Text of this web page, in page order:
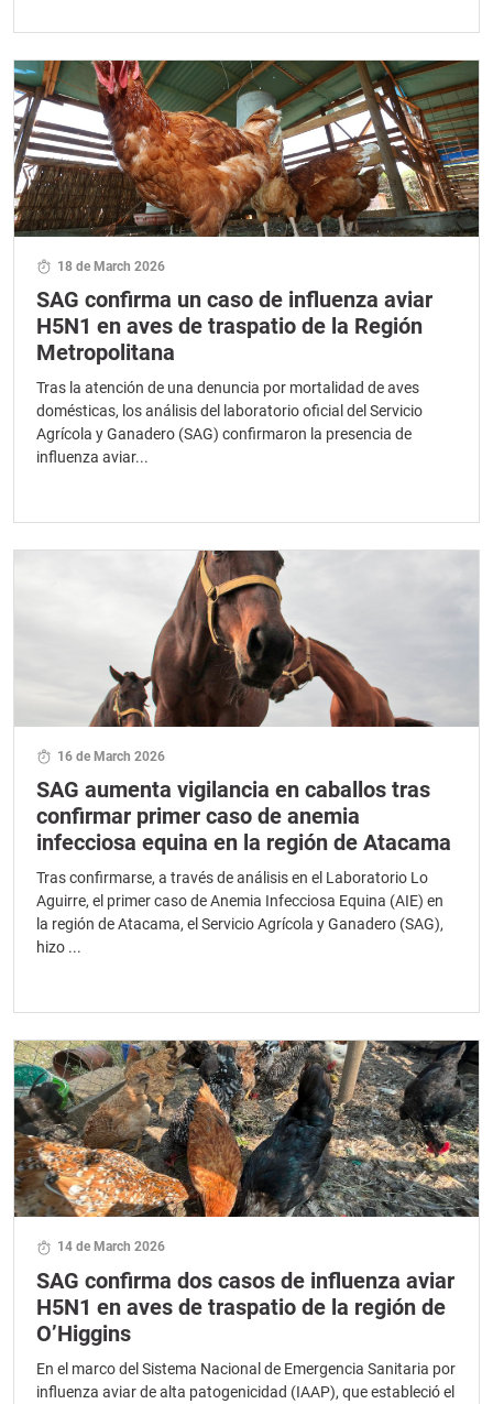
18 de March 2026
SAG confirma un caso de influenza aviar
H5N1 en aves de traspatio de la Región
Metropolitana
Tras la atención de una denuncia por mortalidad de aves
domésticas, los análisis del laboratorio oficial del Servicio
Agrícola y Ganadero (SAG) confirmaron la presencia de
influenza aviar...
16 de March 2026
SAG aumenta vigilancia en caballos tras
confirmar primer caso de anemia
infecciosa equina en la región de Atacama
Tras confirmarse, a través de análisis en el Laboratorio Lo
Aguirre, el primer caso de Anemia Infecciosa Equina (AIE) en
la región de Atacama, el Servicio Agrícola y Ganadero (SAG),
hizo ...
14 de March 2026
SAG confirma dos casos de influenza aviar
H5N1 en aves de traspatio de la región de
O’Higgins
En el marco del Sistema Nacional de Emergencia Sanitaria por
influenza aviar de alta patogenicidad (IAAP), que estableció el